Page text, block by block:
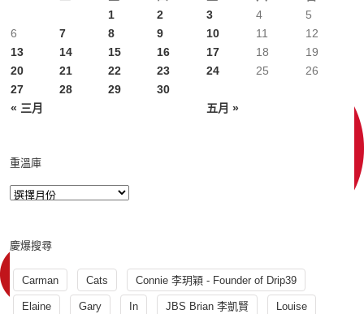
« 三月 五月 »
1 2 3 4
5
6
7 8 9 10 11
12
13
14 15 16 17 18
19
20
21 22 23 24 25
26
27
28 29 30
重溫庫
慶爆搜尋
Carman Cats Connie 李玥穎 - Founder of Drip39
Elaine Gary In JBS Brian 李凱賢 Louise